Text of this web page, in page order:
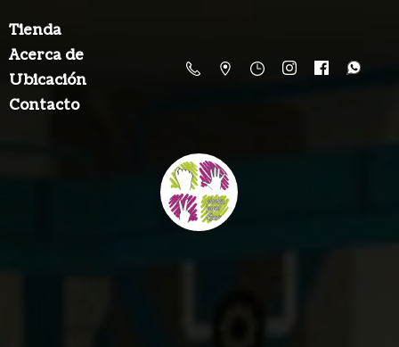
Tienda
Acerca de
Ubicación
Contacto